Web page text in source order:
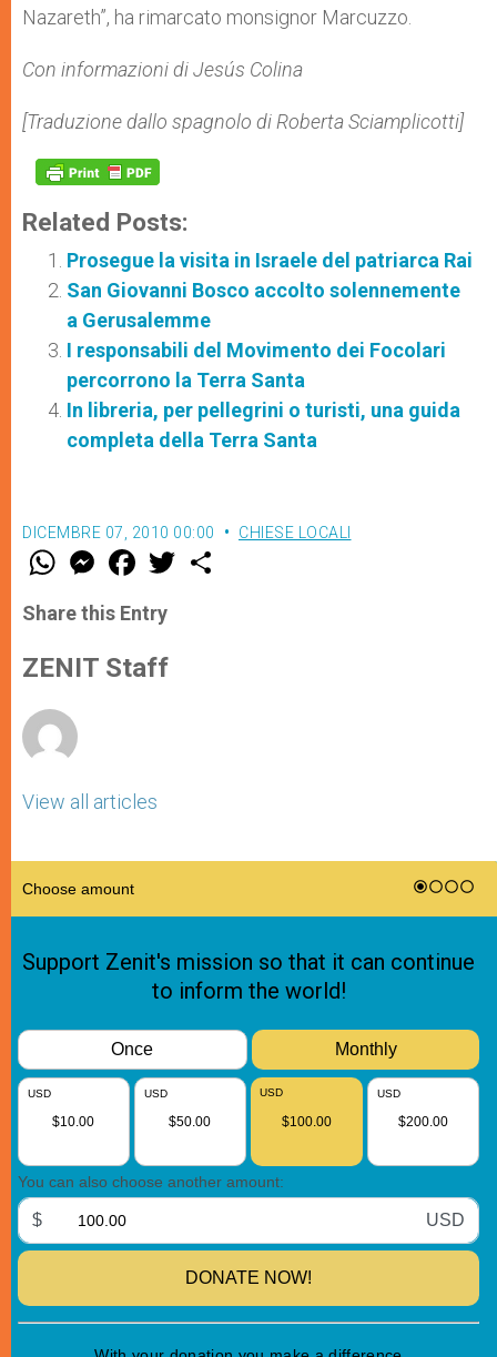
Nazareth”, ha rimarcato monsignor Marcuzzo.
Con informazioni di Jesús Colina
[Traduzione dallo spagnolo di Roberta Sciamplicotti]
Related Posts:
Prosegue la visita in Israele del patriarca Rai
San Giovanni Bosco accolto solennemente
a Gerusalemme
I responsabili del Movimento dei Focolari
percorrono la Terra Santa
In libreria, per pellegrini o turisti, una guida
completa della Terra Santa
DICEMBRE 07, 2010 00:00 CHIESE LOCALI
W
t
s
p
p
M
e
s
e
g
e
F
a
e
b
o
k
w
Share this Entry
ZENIT Staff
View all articles